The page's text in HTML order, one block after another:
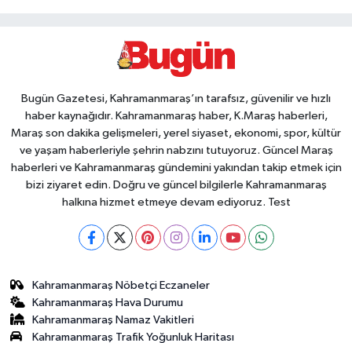
Bugün Gazetesi, Kahramanmaraş’ın tarafsız, güvenilir ve hızlı
haber kaynağıdır. Kahramanmaraş haber, K.Maraş haberleri,
Maraş son dakika gelişmeleri, yerel siyaset, ekonomi, spor, kültür
ve yaşam haberleriyle şehrin nabzını tutuyoruz. Güncel Maraş
haberleri ve Kahramanmaraş gündemini yakından takip etmek için
bizi ziyaret edin. Doğru ve güncel bilgilerle Kahramanmaraş
halkına hizmet etmeye devam ediyoruz. Test
Kahramanmaraş Nöbetçi Eczaneler
Kahramanmaraş Hava Durumu
Kahramanmaraş Namaz Vakitleri
Kahramanmaraş Trafik Yoğunluk Haritası